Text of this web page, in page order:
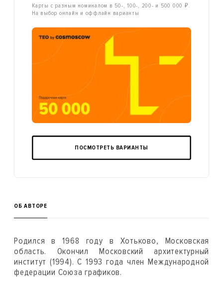
Карты с разным номиналом в 50-, 100-, 200- и 500 000 ₽.
На выбор онлайн и оффлайн варианты
ПОСМОТРЕТЬ ВАРИАНТЫ
ОБ АВТОРЕ
Родился в 1968 году в Хотьково, Московская
область. Окончил Московский архитектурный
институт (1994). С 1993 года член Международной
федерации Союза графиков.